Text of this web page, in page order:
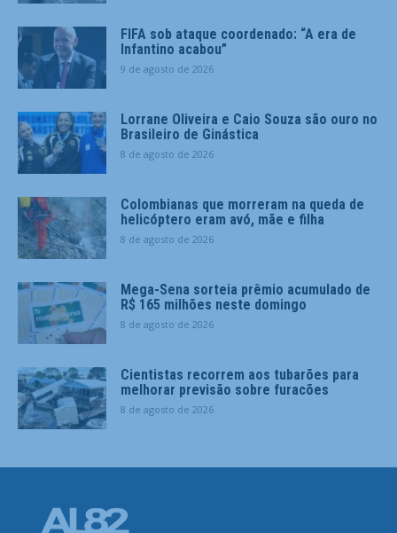
FIFA sob ataque coordenado: “A era de
Infantino acabou”
9 de agosto de 2026
Lorrane Oliveira e Caio Souza são ouro no
Brasileiro de Ginástica
8 de agosto de 2026
Colombianas que morreram na queda de
helicóptero eram avó, mãe e filha
8 de agosto de 2026
Mega-Sena sorteia prêmio acumulado de
R$ 165 milhões neste domingo
8 de agosto de 2026
Cientistas recorrem aos tubarões para
melhorar previsão sobre furacões
8 de agosto de 2026